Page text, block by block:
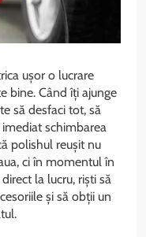
ușor o lucrare
bine. Când îți ajunge
să desfaci tot, să
schimbarea
polishul reușit nu
ci în momentul în
la lucru, riști să
și să obții un